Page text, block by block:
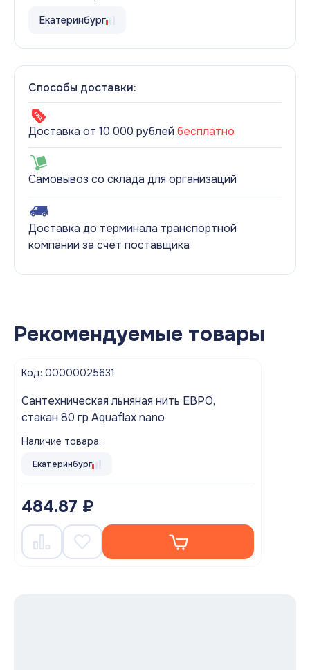
Екатеринбург
Способы доставки:
Доставка от 10 000 рублей бесплатно
Самовывоз со склада для организаций
Доставка до терминала транспортной
компании за счет поставщика
Рекомендуемые товары
Код: 00000025631
Cантехническая льняная нить ЕВРО,
стакан 80 гр Aquaflax nano
Наличие товара:
Екатеринбург
484.87 ₽